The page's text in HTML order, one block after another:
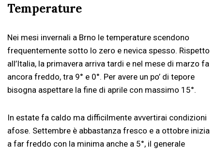
Temperature
Nei mesi invernali a Brno le temperature scendono
frequentemente sotto lo zero e nevica spesso. Rispetto
all’Italia, la primavera arriva tardi e nel mese di marzo fa
ancora freddo, tra 9° e 0°. Per avere un po’ di tepore
bisogna aspettare la fine di aprile con massimo 15°.
In estate fa caldo ma difficilmente avvertirai condizioni
afose. Settembre è abbastanza fresco e a ottobre inizia
a far freddo con la minima anche a 5°, il generale